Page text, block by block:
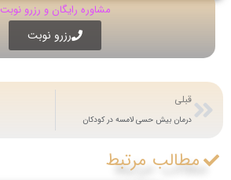
مشاوره رایگان و رزرو نوبت
رزرو نوبت
قبلی
درمان بیش حسی لامسه در کودکان
مطالب مرتبط